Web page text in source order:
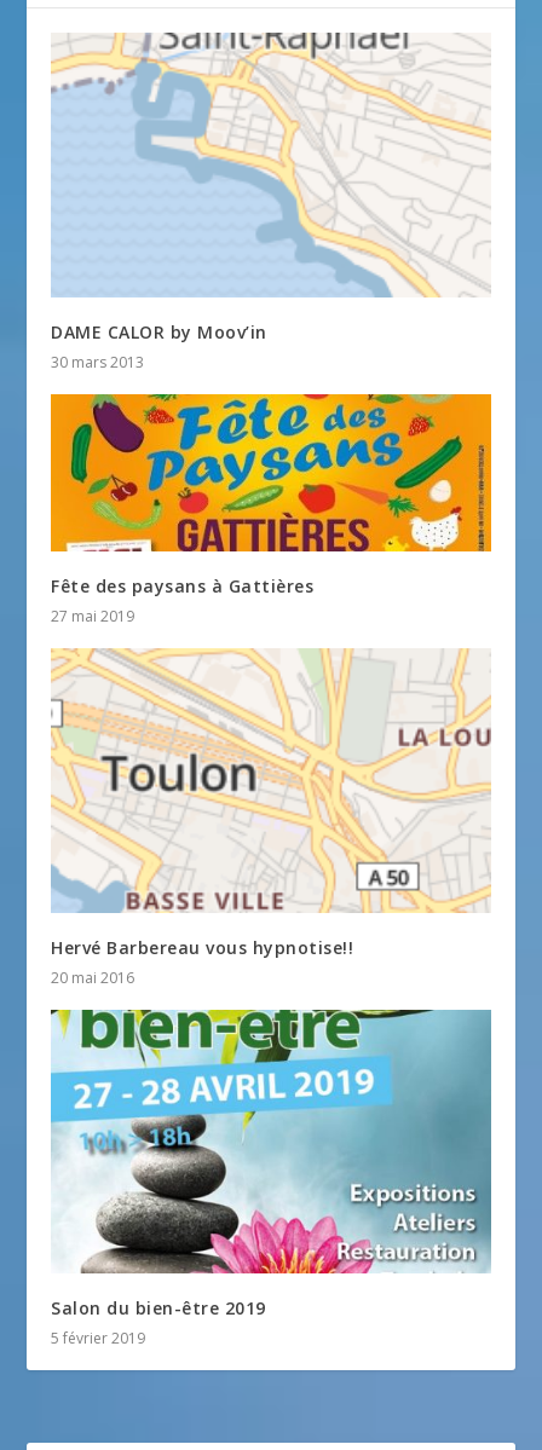
DAME CALOR by Moov’in
30 mars 2013
Fête des paysans à Gattières
27 mai 2019
Hervé Barbereau vous hypnotise!!
20 mai 2016
Salon du bien-être 2019
5 février 2019